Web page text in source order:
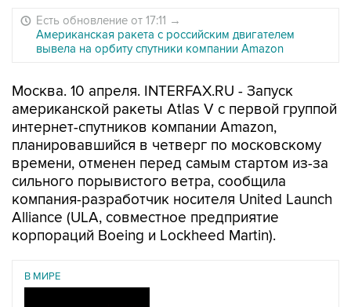
Есть обновление от 17:11 →
Американская ракета c российским двигателем
вывела на орбиту спутники компании Amazon
Москва. 10 апреля. INTERFAX.RU - Запуск
американской ракеты Atlas V с первой группой
интернет-спутников компании Amazon,
планировавшийся в четверг по московскому
времени, отменен перед самым стартом из-за
сильного порывистого ветра, сообщила
компания-разработчик носителя United Launch
Alliance (ULA, совместное предприятие
корпораций Boeing и Lockheed Martin).
В МИРЕ